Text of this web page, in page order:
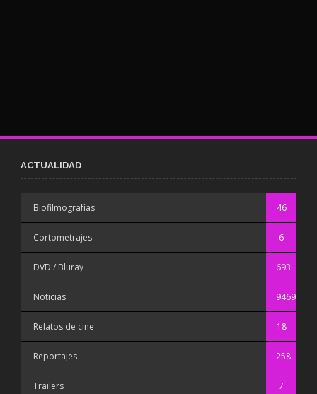
ACTUALIDAD
Biofilmografías 46
Cortometrajes 6
DVD / Bluray 693
Noticias 9469
Relatos de cine 18
Reportajes 258
Trailers 7